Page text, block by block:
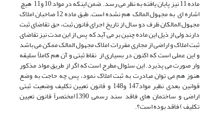
ماده 11 نیز پایان یافته به نظر می رسد. ضمن اینکه در مواد 10 و11 هیچ
اشاره ای به مجهول المالک هم نشده است. طبق ماده 12 صاحبان املاک
مجهول المالکان ظرف دو سال از تاریخ اجرای قانون ثبت، حق تقاضای ثبت
دارند ولی از ذیل این ماده چنین بر می آید که پس از این مدت نیز تقاضای
ثبت املاک و اراضی از مجاری مقررات املاک مجهول المالک ممکن می باشد
و این عملی است که اکنون در بسیاری از نقاط ثبتی و آن هم کاملاً سلیقه
وار صورت می پذیرد. این سئوال مطرح است که اگر از طریق مواد مذکور
هنوز هم می توان مبادرت به ثبت املاک نمود، پس چه حاجت به وضع
قوانین بعدی نظیر مواد147 و148 و قانون تعیین تکلیف وضعیت ثبتی
اراضی و ساختمان های فاقد سند رسمی 1390(مختصراً قانون تعیین
تکلیف ) فاقد بوده است؟.